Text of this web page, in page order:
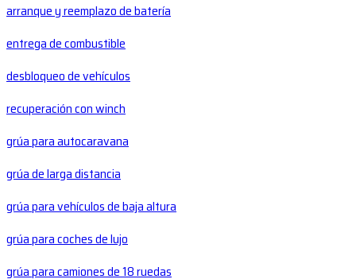
arranque y reemplazo de batería
entrega de combustible
desbloqueo de vehículos
recuperación con winch
grúa para autocaravana
grúa de larga distancia
grúa para vehículos de baja altura
grúa para coches de lujo
grúa para camiones de 18 ruedas